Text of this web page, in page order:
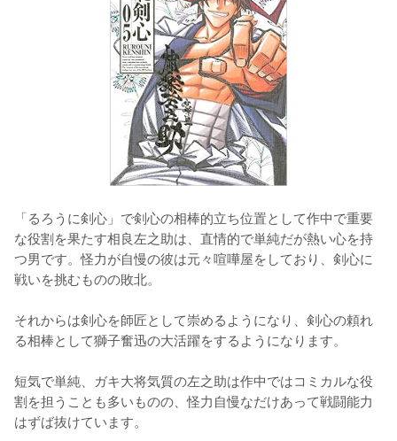
「るろうに剣心」で剣心の相棒的立ち位置として作中で重要
な役割を果たす相良左之助は、直情的で単純だが熱い心を持
つ男です。怪力が自慢の彼は元々喧嘩屋をしており、剣心に
戦いを挑むものの敗北。
それからは剣心を師匠として崇めるようになり、剣心の頼れ
る相棒として獅子奮迅の大活躍をするようになります。
短気で単純、ガキ大将気質の左之助は作中ではコミカルな役
割を担うことも多いものの、怪力自慢なだけあって戦闘能力
はずば抜けています。